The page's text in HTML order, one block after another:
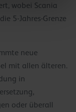
wobei Scania
5-Jahres-Grenze
neue
mit allen älteren.
in
oder überall